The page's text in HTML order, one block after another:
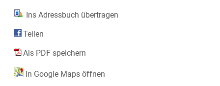
Ins Adressbuch übertragen
Teilen
Als PDF speichern
In Google Maps öffnen